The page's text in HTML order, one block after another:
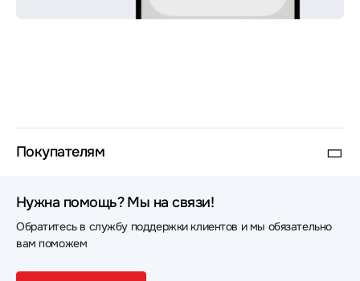
Покупателям
Нужна помощь? Мы на связи!
Обратитесь в службу поддержки клиентов и мы обязательно
вам поможем